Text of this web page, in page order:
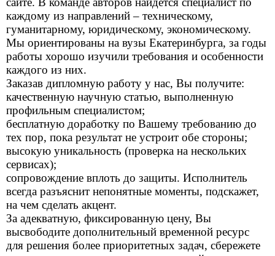
каждому из направлений – техническому,
гуманитарному, юридическому, экономическому.
Мы ориентированы на вузы Екатеринбурга, за годы
работы хорошо изучили требования и особенности
каждого из них.
Заказав дипломную работу у нас, Вы получите:
качественную научную статью, выполненную
профильным специалистом;
бесплатную доработку по Вашему требованию до
тех пор, пока результат не устроит обе стороны;
высокую уникальность (проверка на нескольких
сервисах);
сопровождение вплоть до защиты. Исполнитель
всегда разъяснит непонятные моменты, подскажет,
на чем сделать акцент.
За адекватную, фиксированную цену, Вы
высвободите дополнительный временной ресурс
для решения более приоритетных задач, сбережете